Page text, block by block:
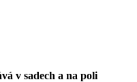
v sadech a na poli